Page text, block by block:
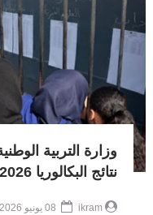
وزارة التربية
نتائج البكالوريا 2026
ikram